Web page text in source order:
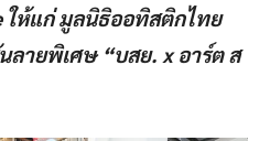
ให้แก่ มูลนิธิออทิสติกไทย
ลายพิเศษ “บสย. x อาร์ต ส